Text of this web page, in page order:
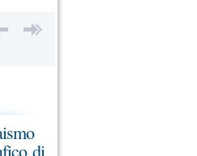
di